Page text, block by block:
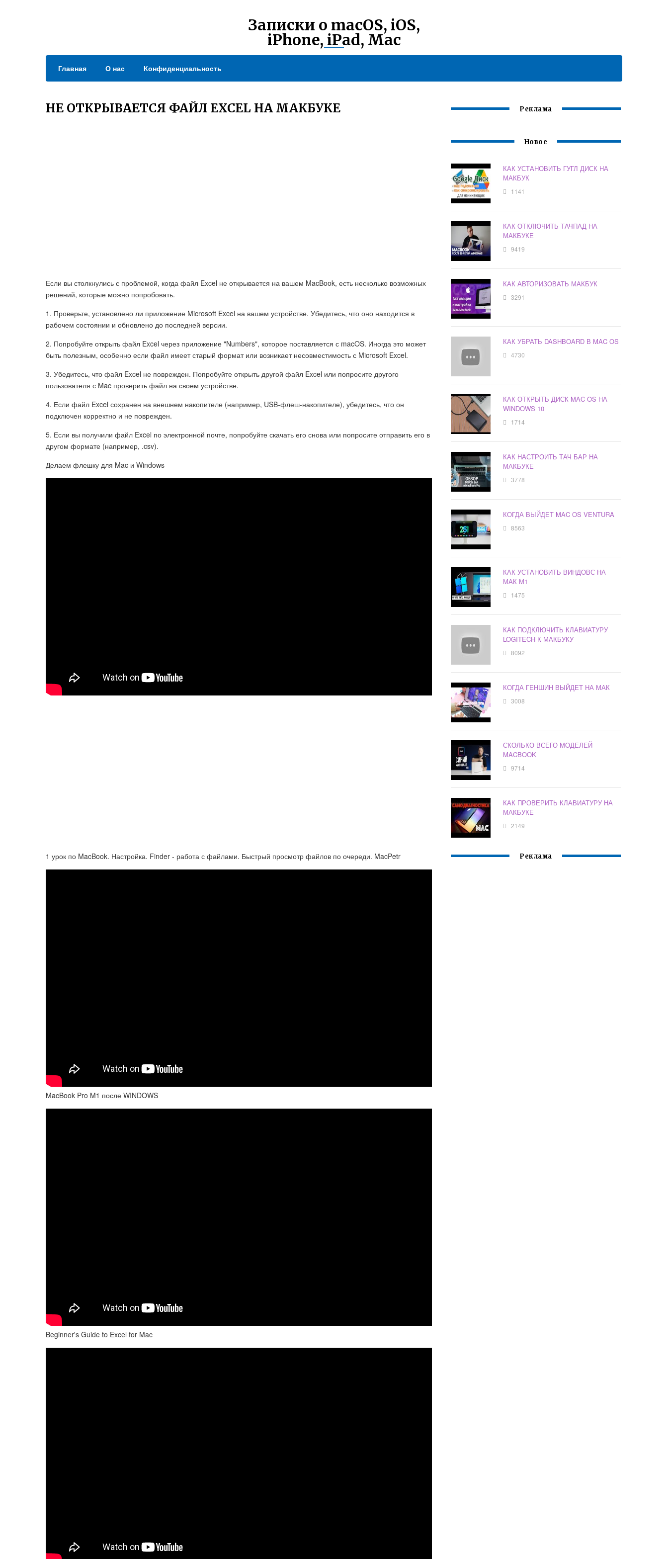
Записки о macOS, iOS,
iPhone, iPad, Mac
Главная О нас Конфиденциальность
НЕ ОТКРЫВАЕТСЯ ФАЙЛ EXCEL НА МАКБУКЕ
Если вы столкнулись с проблемой, когда файл Excel не открывается на вашем MacBook, есть несколько возможных
решений, которые можно попробовать.
1. Проверьте, установлено ли приложение Microsoft Excel на вашем устройстве. Убедитесь, что оно находится в
рабочем состоянии и обновлено до последней версии.
2. Попробуйте открыть файл Excel через приложение "Numbers", которое поставляется с macOS. Иногда это может
быть полезным, особенно если файл имеет старый формат или возникает несовместимость с Microsoft Excel.
3. Убедитесь, что файл Excel не поврежден. Попробуйте открыть другой файл Excel или попросите другого
пользователя с Mac проверить файл на своем устройстве.
4. Если файл Excel сохранен на внешнем накопителе (например, USB-флеш-накопителе), убедитесь, что он
подключен корректно и не поврежден.
5. Если вы получили файл Excel по электронной почте, попробуйте скачать его снова или попросите отправить его в
другом формате (например, .csv).
Делаем флешку для Mac и Windows
1 урок по MacBook. Настройка. Finder - работа с файлами. Быстрый просмотр файлов по очереди. MacPetr
MacBook Pro M1 после WINDOWS
Beginner's Guide to Excel for Mac
Реклама
Новое
КАК УСТАНОВИТЬ ГУГЛ ДИСК НА
МАКБУК
1141
КАК ОТКЛЮЧИТЬ ТАЧПАД НА
МАКБУКЕ
9419
КАК АВТОРИЗОВАТЬ МАКБУК
3291
КАК УБРАТЬ DASHBOARD В MAC OS
4730
КАК ОТКРЫТЬ ДИСК MAC OS НА
WINDOWS 10
1714
КАК НАСТРОИТЬ ТАЧ БАР НА
МАКБУКЕ
3778
КОГДА ВЫЙДЕТ MAC OS VENTURA
8563
КАК УСТАНОВИТЬ ВИНДОВС НА
МАК М1
1475
КАК ПОДКЛЮЧИТЬ КЛАВИАТУРУ
LOGITECH К МАКБУКУ
8092
КОГДА ГЕНШИН ВЫЙДЕТ НА МАК
3008
СКОЛЬКО ВСЕГО МОДЕЛЕЙ
MACBOOK
9714
КАК ПРОВЕРИТЬ КЛАВИАТУРУ НА
МАКБУКЕ
2149
Реклама